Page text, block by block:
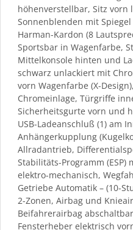
höhenverstellbar, Sitz vorn
Sonnenblenden mit
Harman-Kardon (8
Sportsbar in Wagenfarbe,
Mittelkonsole hinten und
schwarz unlackiert mit
vorn Wagenfarbe (X-
Chromeinlage, Türgriffe
Sicherheitsgurte vorn und
USB-Ladeanschluß (1) am
Anhängerkupplung
Allradantrieb,
Stabilitäts-Programm
elektro-mechanisch,
Getriebe Automatik – (10-
2-Zonen, Airbag und
Beifahrerairbag
Fensterheber elektrisch